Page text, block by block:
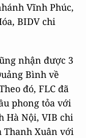
Vĩnh Phúc,
BIDV chi
nhận được 3
Bình về
đó, FLC đã
phong tỏa với
Hà Nội, VIB chi
Xuân với